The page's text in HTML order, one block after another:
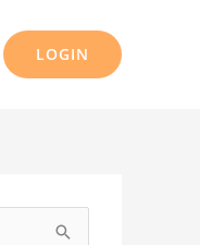
LOGIN